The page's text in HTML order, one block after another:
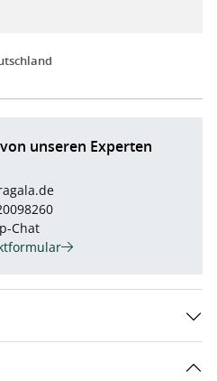
unseren Experten
Chat